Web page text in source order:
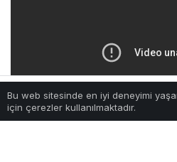
Bu web sitesinde en iyi deneyimi
için çerezler kullanılmaktadır.
Anasayfa